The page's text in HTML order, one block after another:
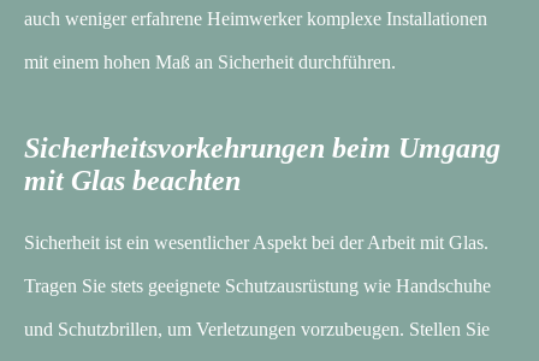
auch weniger erfahrene Heimwerker komplexe Installationen
mit einem hohen Maß an Sicherheit durchführen.
Sicherheitsvorkehrungen beim Umgang
mit Glas beachten
Sicherheit ist ein wesentlicher Aspekt bei der Arbeit mit Glas.
Tragen Sie stets geeignete Schutzausrüstung wie Handschuhe
und Schutzbrillen, um Verletzungen vorzubeugen. Stellen Sie